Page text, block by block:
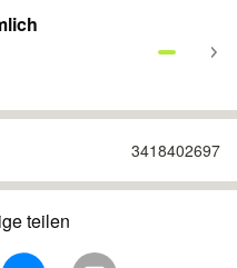
3418402697
teilen